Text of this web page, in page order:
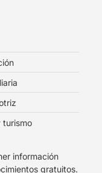
turismo
información
gratuitos.